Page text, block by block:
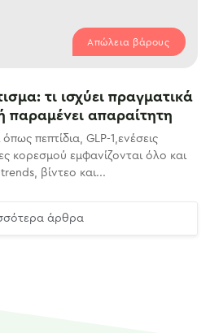
Απώλεια βάρους
τι ισχύει πραγματικά
παραμένει απαραίτητη
πεπτίδια, GLP-1,ενέσεις
κορεσμού εμφανίζονται όλο και
βίντεο και...
άρθρα